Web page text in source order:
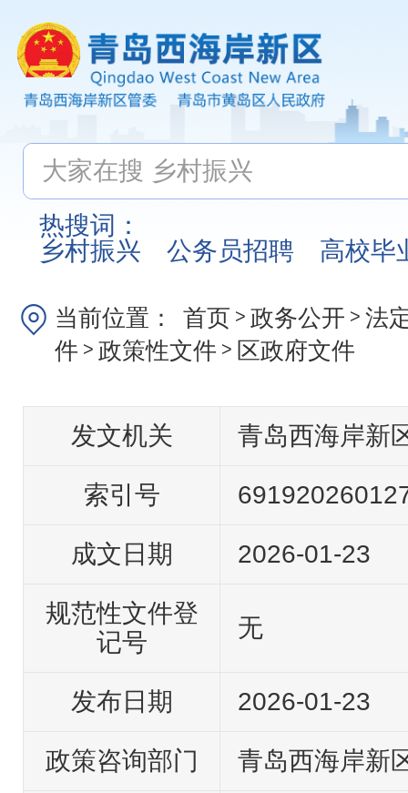
热搜词：
乡村振兴
公务员招聘 高校毕
当前位置： 首页 > 政务公开 > 法
件 > 政策性文件 > 区政府文件
发文机关 青岛西海岸新
索引号
成文日期 2026-01-23
规范性文件登
记号
无
发布日期 2026-01-23
政策咨询部门 青岛西海岸新